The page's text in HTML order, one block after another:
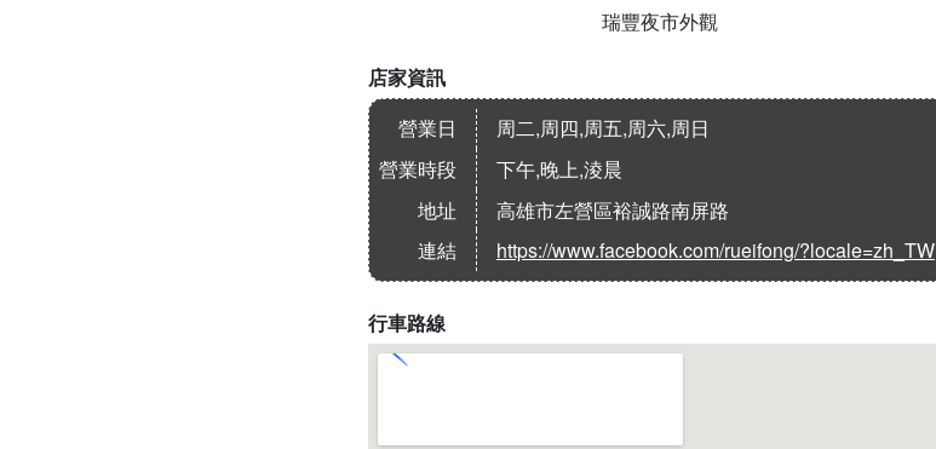
瑞豐夜市外觀
店家資訊
營業日
周二,周四,周五,周六,周日
營業時段
下午,晚上,淩晨
地址
高雄市左營區裕誠路南屏路
連結
https://www.facebook.com/rueifong/?locale=zh_TW
行車路線